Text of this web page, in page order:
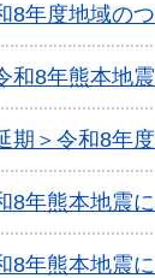
8年度地域の
和8年熊本地
期＞令和8年
8年熊本地震
8年熊本地震